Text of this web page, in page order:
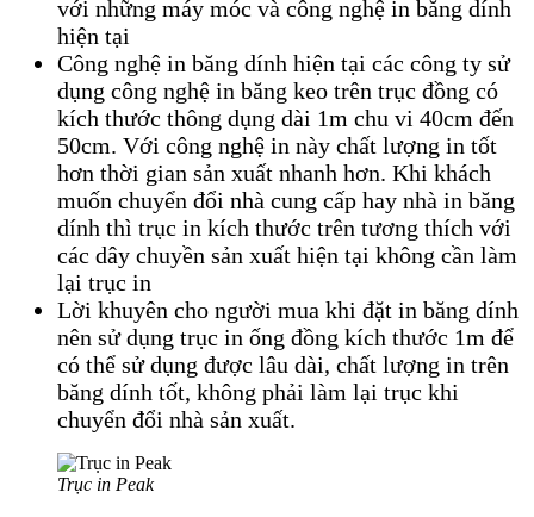
với những máy móc và công nghệ in băng dính
hiện tại
Công nghệ in băng dính hiện tại các công ty sử
dụng công nghệ in băng keo trên trục đồng có
kích thước thông dụng dài 1m chu vi 40cm đến
50cm. Với công nghệ in này chất lượng in tốt
hơn thời gian sản xuất nhanh hơn. Khi khách
muốn chuyển đổi nhà cung cấp hay nhà in băng
dính thì trục in kích thước trên tương thích với
các dây chuyền sản xuất hiện tại không cần làm
lại trục in
Lời khuyên cho người mua khi đặt in băng dính
nên sử dụng trục in ống đồng kích thước 1m để
có thể sử dụng được lâu dài, chất lượng in trên
băng dính tốt, không phải làm lại trục khi
chuyển đổi nhà sản xuất.
Trục in Peak